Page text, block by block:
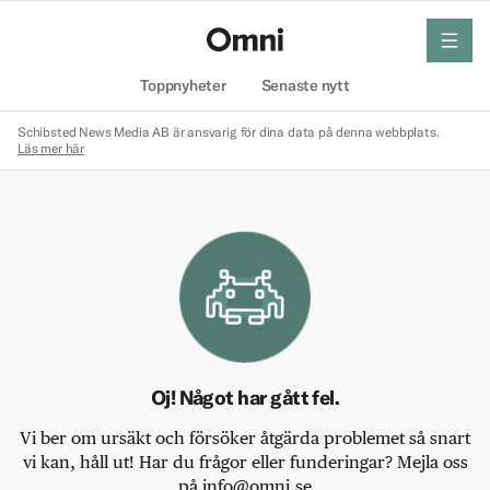
Toppnyheter Senaste nytt
meny
Schibsted News Media AB är ansvarig för dina data på denna webbplats.
Läs mer här
Oj! Något har gått fel.
Vi ber om ursäkt och försöker åtgärda problemet så snart
vi kan, håll ut! Har du frågor eller funderingar? Mejla oss